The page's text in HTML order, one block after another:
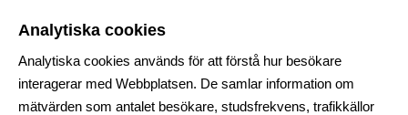
Analytiska cookies
Analytiska cookies används för att förstå hur besökare
interagerar med Webbplatsen. De samlar information om
mätvärden som antalet besökare, studsfrekvens, trafikkällor